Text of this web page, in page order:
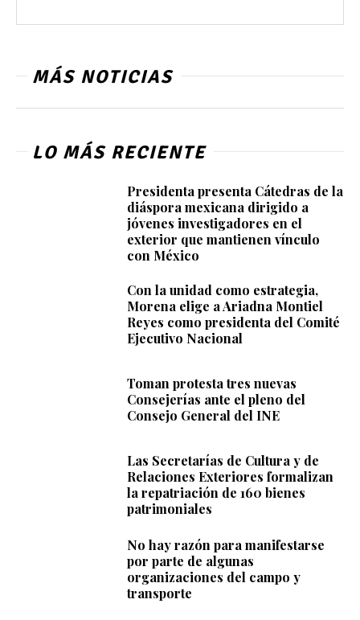
MÁS NOTICIAS
LO MÁS RECIENTE
Presidenta presenta Cátedras de la
diáspora mexicana dirigido a
jóvenes investigadores en el
exterior que mantienen vínculo
con México
Con la unidad como estrategia,
Morena elige a Ariadna Montiel
Reyes como presidenta del Comité
Ejecutivo Nacional
Toman protesta tres nuevas
Consejerías ante el pleno del
Consejo General del INE
Las Secretarías de Cultura y de
Relaciones Exteriores formalizan
la repatriación de 160 bienes
patrimoniales
No hay razón para manifestarse
por parte de algunas
organizaciones del campo y
transporte